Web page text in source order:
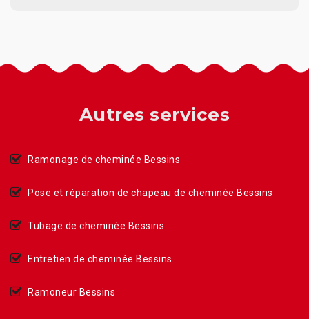
Autres services
Ramonage de cheminée Bessins
Pose et réparation de chapeau de cheminée Bessins
Tubage de cheminée Bessins
Entretien de cheminée Bessins
Ramoneur Bessins